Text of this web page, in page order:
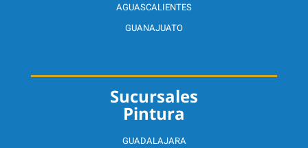
Sucursales
Pintura
GUADALAJARA
AGUASCALIENTES
GUANAJUATO